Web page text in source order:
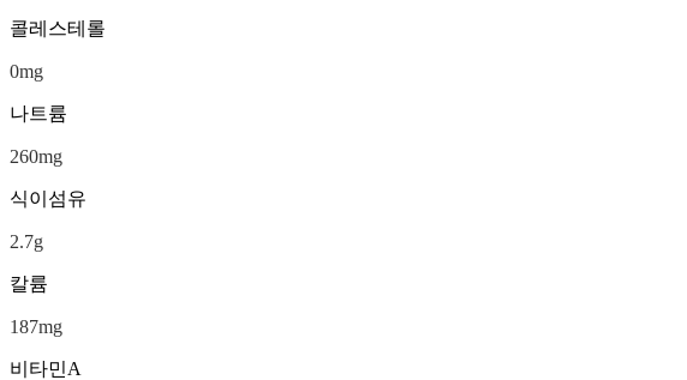
콜레스테롤
0mg
나트륨
260mg
식이섬유
2.7g
칼륨
187mg
비타민A